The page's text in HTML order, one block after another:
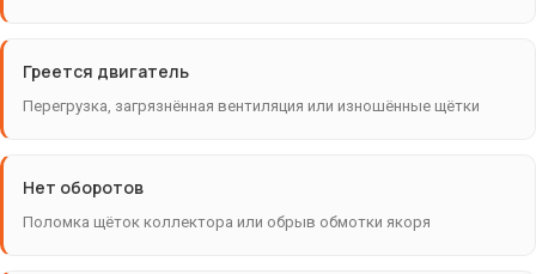
Греется двигатель
Перегрузка, загрязнённая вентиляция или изношённые щётки
Нет оборотов
Поломка щёток коллектора или обрыв обмотки якоря